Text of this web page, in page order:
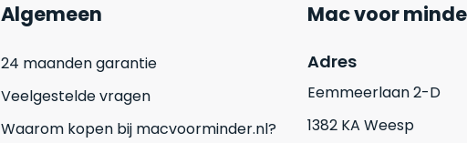
Algemeen
24 maanden garantie
Veelgestelde vragen
Waarom kopen bij macvoorminder.nl?
Mac voor
Adres
Eemmeerlaan 2-D
1382 KA Weesp